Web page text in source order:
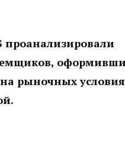
проанализировали
рыночных